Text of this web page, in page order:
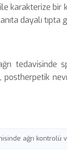
ile karakterize
dayalı
tedavisinde
ağrı kontrolü